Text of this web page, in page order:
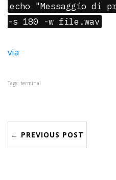
echo "Messaggio di
-s 180 -w file.wav
via
Tags: terminal
← PREVIOUS POST